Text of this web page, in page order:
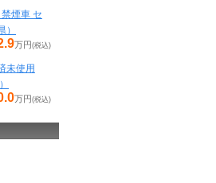
煙車 セ
万円 (税込)
未使用
万円 (税込)